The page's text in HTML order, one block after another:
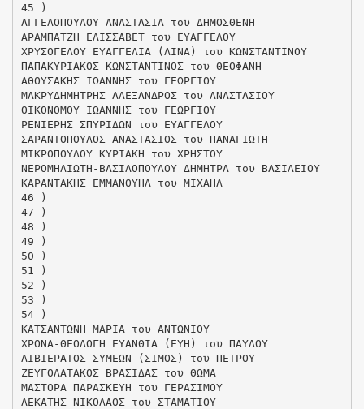
45 )
ΑΓΓΕΛΟΠΟΥΛΟΥ ΑΝΑΣΤΑΣΙΑ του ΔΗΜΟΣΘΕΝΗ
ΑΡΑΜΠΑΤΖΗ ΕΛΙΣΣΑΒΕΤ του ΕΥΑΓΓΕΛΟΥ
ΧΡΥΣΟΓΕΛΟΥ ΕΥΑΓΓΕΛΙΑ (ΛΙΝΑ) του ΚΩΝΣΤΑΝΤΙΝΟΥ
ΠΑΠΑΚΥΡΙΑΚΟΣ ΚΩΝΣΤΑΝΤΙΝΟΣ του ΘΕΟΦΑΝΗ
ΑΘΟΥΣΑΚΗΣ ΙΩΑΝΝΗΣ του ΓΕΩΡΓΙΟΥ
ΜΑΚΡΥΔΗΜΗΤΡΗΣ ΑΛΕΞΑΝΔΡΟΣ του ΑΝΑΣΤΑΣΙΟΥ
ΟΙΚΟΝΟΜΟΥ ΙΩΑΝΝΗΣ του ΓΕΩΡΓΙΟΥ
ΡΕΝΙΕΡΗΣ ΣΠΥΡΙΔΩΝ του ΕΥΑΓΓΕΛΟΥ
ΣΑΡΑΝΤΟΠΟΥΛΟΣ ΑΝΑΣΤΑΣΙΟΣ του ΠΑΝΑΓΙΩΤΗ
ΜΙΚΡΟΠΟΥΛΟΥ ΚΥΡΙΑΚΗ του ΧΡΗΣΤΟΥ
ΝΕΡΟΜΗΛΙΩΤΗ-ΒΑΣΙΛΟΠΟΥΛΟΥ ΔΗΜΗΤΡΑ του ΒΑΣΙΛΕΙΟΥ
ΚΑΡΑΝΤΑΚΗΣ ΕΜΜΑΝΟΥΗΛ του ΜΙΧΑΗΛ
46 )
47 )
48 )
49 )
50 )
51 )
52 )
53 )
54 )
ΚΑΤΣΑΝΤΩΝΗ ΜΑΡΙΑ του ΑΝΤΩΝΙΟΥ
ΧΡΟΝΑ-ΘΕΟΛΟΓΗ ΕΥΑΝΘΙΑ (ΕΥΗ) του ΠΑΥΛΟΥ
ΛΙΒΙΕΡΑΤΟΣ ΣΥΜΕΩΝ (ΣΙΜΟΣ) του ΠΕΤΡΟΥ
ΖΕΥΓΟΛΑΤΑΚΟΣ ΒΡΑΣΙΔΑΣ του ΘΩΜΑ
ΜΑΣΤΟΡΑ ΠΑΡΑΣΚΕΥΗ του ΓΕΡΑΣΙΜΟΥ
ΛΕΚΑΤΗΣ ΝΙΚΟΛΑΟΣ του ΣΤΑΜΑΤΙΟΥ